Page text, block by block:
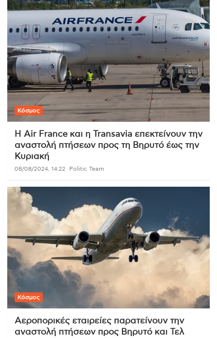
Κόσμος
Η Air France και η Transavia επεκτείνουν την
αναστολή πτήσεων προς τη Βηρυτό έως την
Κυριακή
08/08/2024, 14:22 Politic Team
Κόσμος
Αεροπορικές εταιρείες παρατείνουν την
αναστολή πτήσεων προς Βηρυτό και Τελ